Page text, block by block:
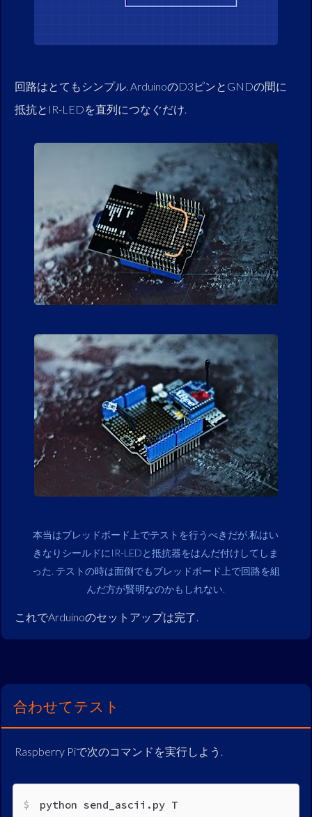
回路はとてもシンプル. ArduinoのD3ピンとGNDの間に
抵抗とIR-LEDを直列につなぐだけ.
本当はブレッドボード上でテストを行うべきだが,私はい
きなりシールドにIR-LEDと抵抗器をはんだ付けしてしま
った. テストの時は面倒でもブレッドボード上で回路を組
んだ方が賢明なのかもしれない.
これでArduinoのセットアップは完了.
合わせてテスト
Raspberry Piで次のコマンドを実行しよう.
python send_ascii.py T